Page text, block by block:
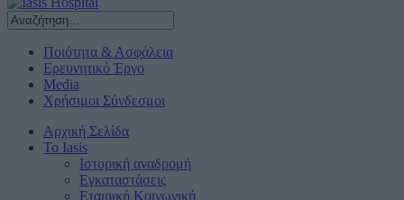
Ποιότητα & Ασφάλεια
Ερευνητικό Έργο
Media
Χρήσιμοι Σύνδεσμοι
Αρχική Σελίδα
Το Iasis
Ιστορική αναδρομή
Εγκαταστάσεις
Εταιρική Κοινωνική